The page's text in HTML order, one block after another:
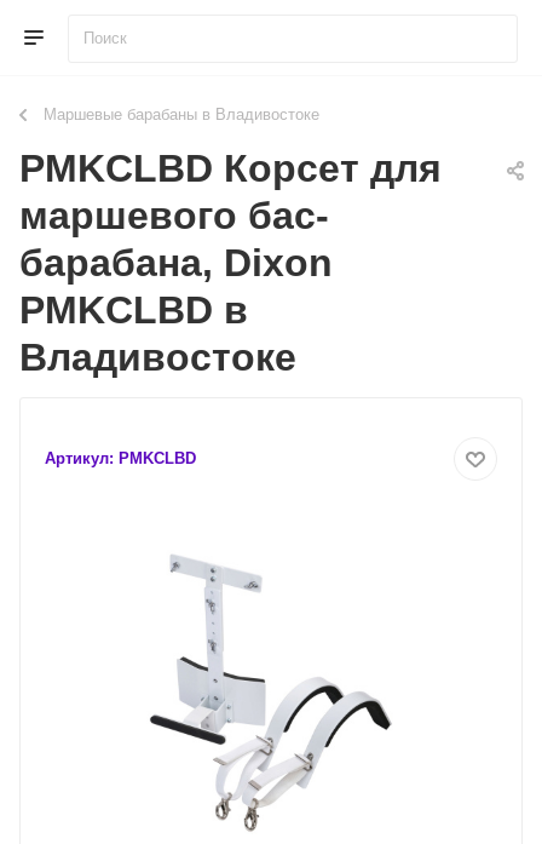
Маршевые барабаны в Владивостоке
PMKCLBD Корсет для
маршевого бас-
барабана, Dixon
PMKCLBD в
Владивостоке
Артикул: PMKCLBD